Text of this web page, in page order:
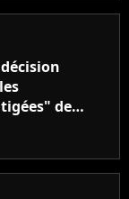
de
&